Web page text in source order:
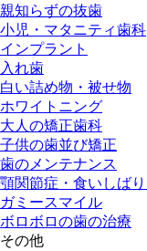
親知らずの抜歯
小児・マタニティ歯科
インプラント
入れ歯
白い詰め物・被せ物
ホワイトニング
大人の矯正歯科
子供の歯並び矯正
歯のメンテナンス
顎関節症・食いしば
ガミースマイル
ボロボロの歯の治療
その他